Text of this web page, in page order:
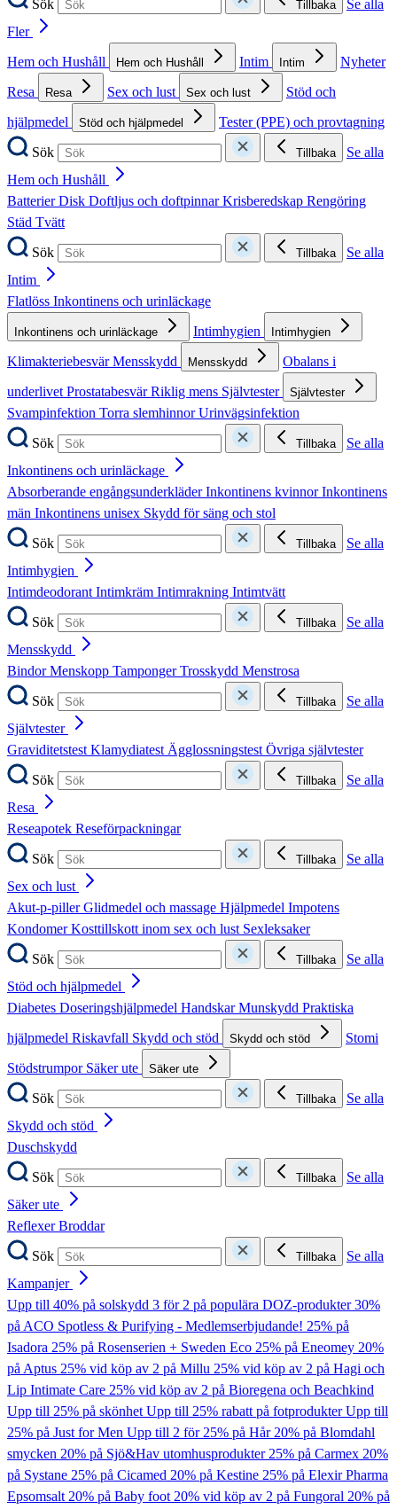
Sök
Tillbaka
Se alla
Fler
Hem och Hushåll
Hem och Hushåll Intim Intim
Nyheter
Resa
Resa Sex och lust Sex och lust
Stöd och
hjälpmedel
Stöd och hjälpmedel
Tester (PPE) och provtagning
Sök
Tillbaka
Se alla
Hem och Hushåll
BatterierDisk Doftljus och doftpinnarKrisberedskap Rengöring
Städ Tvätt
Sök
Tillbaka
Se alla
Intim
Flatlöss Inkontinens och urinläckage
Inkontinens och urinläckage Intimhygien Intimhygien
KlimakteriebesvärMensskydd Mensskydd
Obalans i
underlivetProstatabesvärRiklig mens Självtester Självtester
Svampinfektion Torra slemhinnorUrinvägsinfektion
Sök
Tillbaka
Se alla
Inkontinens och urinläckage
Absorberande engångsunderkläderInkontinens kvinnorInkontinens
män Inkontinens unisex Skydd för säng och stol
Sök
Tillbaka
Se alla
Intimhygien
IntimdeodorantIntimkräm Intimrakning Intimtvätt
Sök
Tillbaka
Se alla
Mensskydd
BindorMenskopp TampongerTrosskydd Menstrosa
Sök
Tillbaka
Se alla
Självtester
GraviditetstestKlamydiatestÄgglossningstestÖvriga självtester
Sök
Tillbaka
Se alla
Resa
Reseapotek Reseförpackningar
Sök
Tillbaka
Se alla
Sex och lust
Akut-p-pillerGlidmedel och massage Hjälpmedel Impotens
KondomerKosttillskott inom sex och lust Sexleksaker
Sök
Tillbaka
Se alla
Stöd och hjälpmedel
Diabetes Doseringshjälpmedel HandskarMunskydd Praktiska
hjälpmedel Riskavfall Skydd och stöd Skydd och stöd
Stomi
Stödstrumpor Säker ute Säker ute
Sök Tillbaka
Se alla
Skydd och stöd
Duschskydd
Sök
Tillbaka
Se alla
Säker ute
ReflexerBroddar
Sök
Tillbaka
Se alla
Kampanjer
Upp till 40% på solskydd 3 för 2 på populära DOZ-produkter30%
på ACO Spotless & Purifying - Medlemserbjudande! 25% på
Isadora 25% på Rosenserien + Sweden Eco 25% på Eneomey 20%
på Aptus 25% vid köp av 2 på Millu 25% vid köp av 2 på Hagi och
Lip Intimate Care 25% vid köp av 2 på Bioregena och Beachkind
Upp till 25% på skönhetUpp till 25% rabatt på fotprodukterUpp till
25% på Just for Men Upp till 2 för 25% på Hår20% på Blomdahl
smycken 20% på Sjö&Hav utomhusprodukter25% på Carmex 20%
på Systane 25% på Cicamed 20% på Kestine 25% på Elexir Pharma
Epsomsalt20% på Baby foot20% vid köp av 2 på Fungoral 20% på